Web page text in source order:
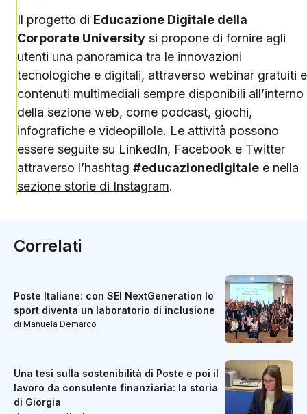
Il progetto di Educazione Digitale della
Corporate University si propone di fornire agli
utenti una panoramica tra le innovazioni
tecnologiche e digitali, attraverso webinar gratuiti e
contenuti multimediali sempre disponibili all’interno
della sezione web, come podcast, giochi,
infografiche e videopillole. Le attività possono
essere seguite su LinkedIn, Facebook e Twitter
attraverso l’hashtag #educazionedigitale e nella
sezione storie di Instagram.
Correlati
Poste Italiane: con SEI NextGeneration lo
sport diventa un laboratorio di inclusione
di Manuela Demarco
Una tesi sulla sostenibilità di Poste e poi il
lavoro da consulente finanziaria: la storia
di Giorgia